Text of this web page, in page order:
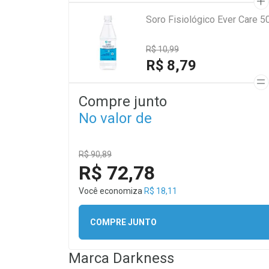
Soro Fisiológico Ever Care
R$ 10,99
R$ 8,79
Compre junto
No valor de
R$ 90,89
R$ 72,78
Você economiza R$ 18,11
COMPRE JUNTO
Marca Darkness